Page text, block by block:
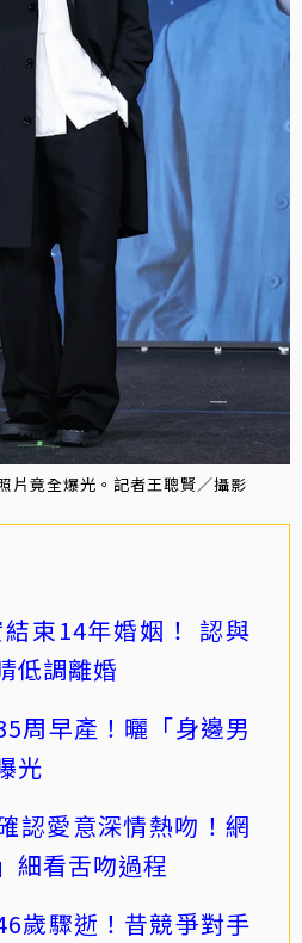
片竟全爆光。記者王聰賢／攝影
束14年婚姻！ 認與
低調離婚
周早產！曬「身邊男
光
認愛意深情熱吻！網
細看舌吻過程
歲驟逝！昔競爭對手